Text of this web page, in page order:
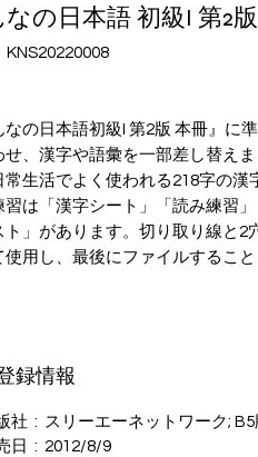
の日本語 初級I 第2
KNS20220008
なの日本語初級I 第2版 本冊』に
せ、漢字や語彙を一部差し替え
常生活でよく使われる218字の漢
習は「漢字シート」「読み練習
ト」があります。切り取り線と2
使用し、最後にファイルすること
録情報
出版社 ‏ : ‎ スリーエーネットワーク;
発売日 ‏ : ‎ 2012/8/9